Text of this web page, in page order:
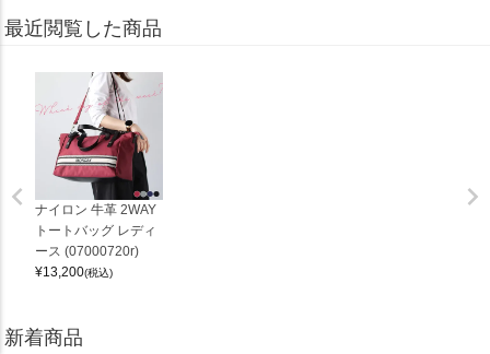
最近閲覧した商品
ナイロン 牛革 2WAY
トートバッグ レディ
ース (07000720r)
¥13,200(税込)
新着商品